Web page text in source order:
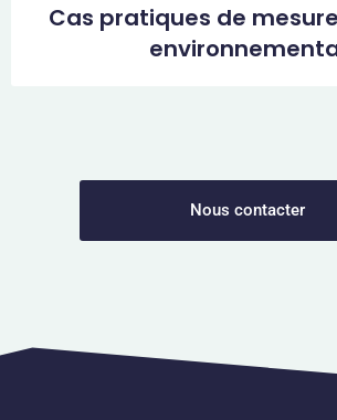
Cas pratiques de
Nous contacter